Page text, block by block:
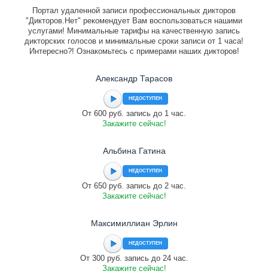
Портал удаленной записи профессиональных дикторов
"Дикторов.Нет" рекомендует Вам воспользоваться нашими
услугами! Минимальные тарифы на качественную запись
дикторских голосов и минимальные сроки записи от 1 часа!
Интересно?! Ознакомьтесь с примерами наших дикторов!
Александр Тарасов
НЕДОСТУПЕН
От 600 руб. запись до 1 час.
Закажите сейчас!
Альбина Гатина
НЕДОСТУПЕН
От 650 руб. запись до 2 час.
Закажите сейчас!
Максимиллиан Эрлин
НЕДОСТУПЕН
От 300 руб. запись до 24 час.
Закажите сейчас!